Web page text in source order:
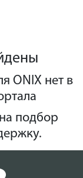
ONIX нет в
подбор